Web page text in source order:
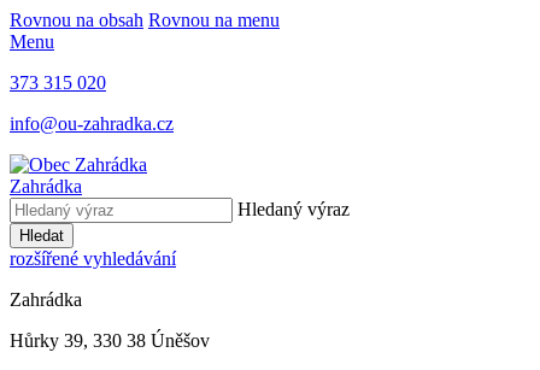
Rovnou na obsah Rovnou na menu
Menu
373 315 020
info@ou-zahradka.cz
Zahrádka
Hledaný výraz
Hledat
rozšířené vyhledávání
Zahrádka
Hůrky 39, 330 38 Úněšov